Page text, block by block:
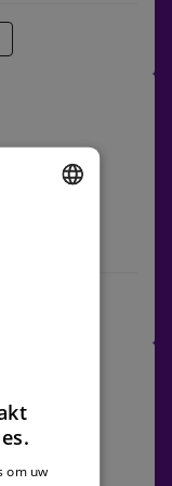
Charleroi
om uw